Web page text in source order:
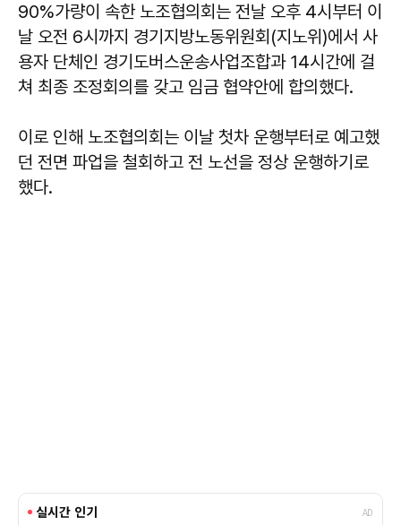
90%가량이 속한 노조협의회는 전날 오후 4시부터 이
날 오전 6시까지 경기지방노동위원회(지노위)에서 사
용자 단체인 경기도버스운송사업조합과 14시간에 걸
쳐 최종 조정회의를 갖고 임금 협약안에 합의했다.
이로 인해 노조협의회는 이날 첫차 운행부터로 예고했
던 전면 파업을 철회하고 전 노선을 정상 운행하기로
했다.